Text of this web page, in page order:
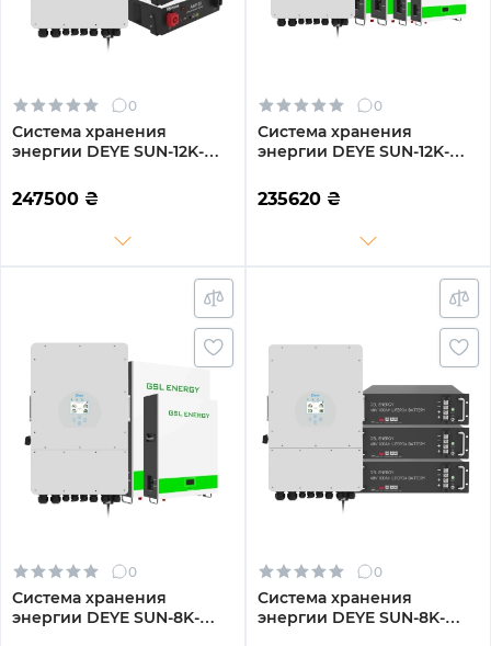
0
Система хранения
энергии DEYE SUN-12K-
W 12kW 19.2kWh 4BAT
LiFePO4 6000 циклов
247500 ₴
0
Система хранения
энергии DEYE SUN-12K-
LFP-W 12kW 20.48kWh
4BAT LiFePO4 6500
235620 ₴
0
Система хранения
энергии DEYE SUN-8K-
0
Система хранения
энергии DEYE SUN-8K-